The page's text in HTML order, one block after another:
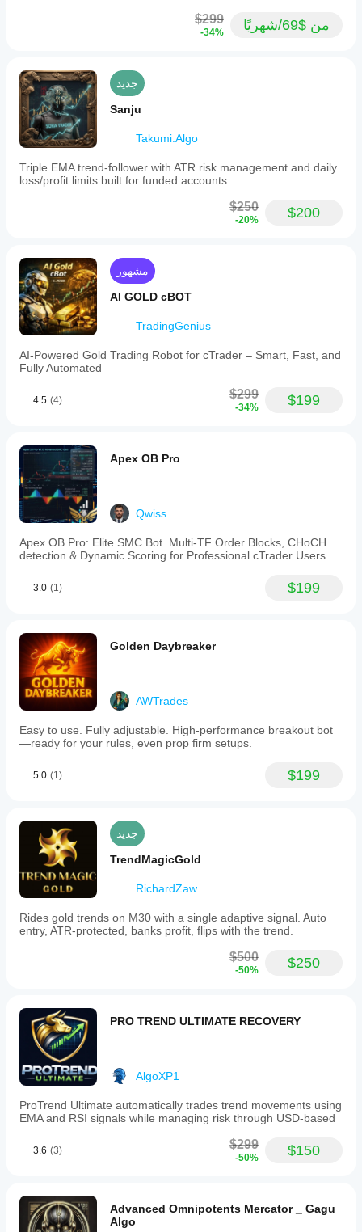
and
USDJPY,
as
well
as
indices.
ملف تعريف التداول
$299
-34% من $69/شهريًا
جديد
Sanju
Takumi.Algo
Triple EMA trend-follower with ATR risk management and daily
loss/profit limits built for funded accounts.
$250
-20% $200
مشهور
AI GOLD cBOT
TradingGenius
AI-Powered Gold Trading Robot for cTrader – Smart, Fast, and
Fully Automated
4.5 (4) $299
-34% $199
Apex OB Pro
Qwiss
Apex OB Pro: Elite SMC Bot. Multi-TF Order Blocks, CHoCH
detection & Dynamic Scoring for Professional cTrader Users.
3.0 (1) $199
Golden Daybreaker
AWTrades
Easy to use. Fully adjustable. High-performance breakout bot
—ready for your rules, even prop firm setups.
5.0 (1) $199
جديد
TrendMagicGold
RichardZaw
Rides gold trends on M30 with a single adaptive signal. Auto
entry, ATR-protected, banks profit, flips with the trend.
$500
-50% $250
PRO TREND ULTIMATE RECOVERY
AlgoXP1
ProTrend Ultimate automatically trades trend movements using
EMA and RSI signals while managing risk through USD-based
3.6 (3) $299
-50% $150
Advanced Omnipotents Mercator _ Gagu
Algo